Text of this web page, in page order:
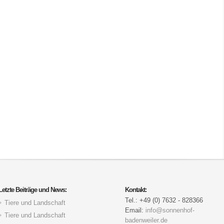
Beiträge und News:
Tiere und Landschaft
Tiere und Landschaft
Kontakt:
Tel.: +49 (0) 7632 - 828366
Email: info@sonnenhof-
badenweiler.de